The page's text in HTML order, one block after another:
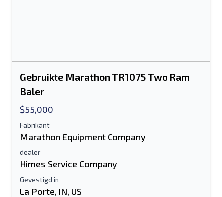
Gebruikte Marathon TR1075 Two Ram
Baler
$55,000
Fabrikant
Marathon Equipment Company
dealer
Himes Service Company
Gevestigd in
La Porte, IN, US